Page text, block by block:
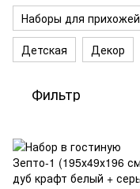
Наборы для прихожей
Детская
Декор
Фильтр